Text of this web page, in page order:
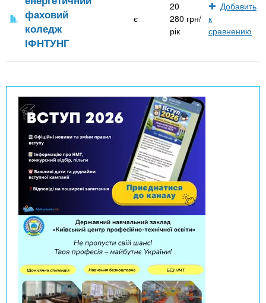
фаховий
коледж
ІФНТУНГ
є
20
280 грн/
рік
Добавить
к
сравнению